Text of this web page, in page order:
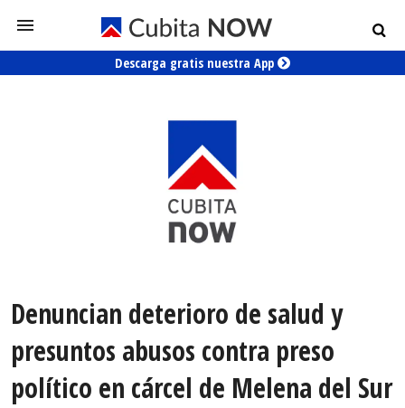
Descarga gratis nuestra App
Denuncian deterioro de salud y
presuntos abusos contra preso
político en cárcel de Melena del Sur